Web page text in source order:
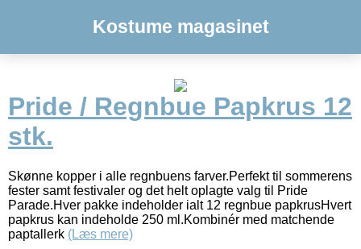
Kostume magasinet
Pride / Regnbue Papkrus 12
stk.
Skønne kopper i alle regnbuens farver.Perfekt til sommerens
fester samt festivaler og det helt oplagte valg til Pride
Parade.Hver pakke indeholder ialt 12 regnbue papkrusHvert
papkrus kan indeholde 250 ml.Kombinér med matchende
paptallerk (Læs mere)